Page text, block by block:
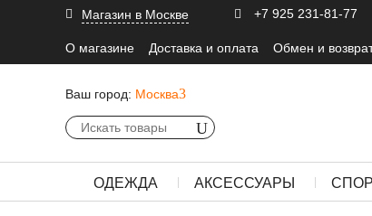
Магазин в Москве +7 925 231-81-77
О магазине Доставка и оплата Обмен и
Ваш город: Москва
ОДЕЖДА АКСЕССУАРЫ